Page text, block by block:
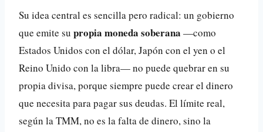
Su idea central es sencilla pero radical: un gobierno
que emite su propia moneda soberana —como
Estados Unidos con el dólar, Japón con el yen o el
Reino Unido con la libra— no puede quebrar en su
propia divisa, porque siempre puede crear el dinero
que necesita para pagar sus deudas. El límite real,
según la TMM, no es la falta de dinero, sino la